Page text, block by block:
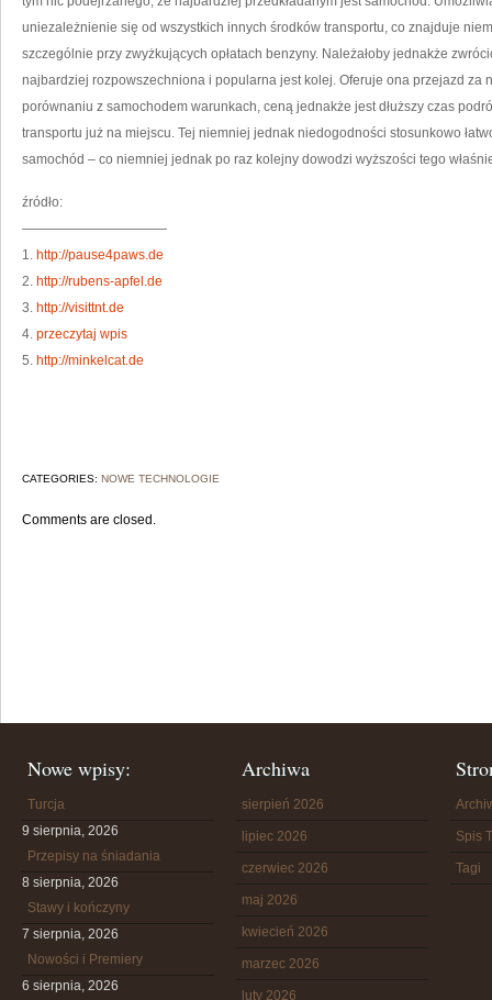
uniezależnienie się od wszystkich innych środków transportu, co znajduje
szczególnie przy zwyżkujących opłatach benzyny. Należałoby jednakże
najbardziej rozpowszechniona i popularna jest kolej. Oferuje ona przejazd za
porównaniu z samochodem warunkach, ceną jednakże jest dłuższy czas
transportu już na miejscu. Tej niemniej jednak niedogodności stosunkowo
samochód – co niemniej jednak po raz kolejny dowodzi wyższości tego
źródło:
———————————
1. http://pause4paws.de
2. http://rubens-apfel.de
3. http://visittnt.de
4. przeczytaj wpis
5. http://minkelcat.de
CATEGORIES: NOWE TECHNOLOGIE
Comments are closed.
Nowe wpisy:
Turcja
9 sierpnia, 2026
Przepisy na śniadania
8 sierpnia, 2026
Stawy i kończyny
7 sierpnia, 2026
Nowości i Premiery
6 sierpnia, 2026
Archiwa
sierpień 2026
lipiec 2026
czerwiec 2026
maj 2026
kwiecień 2026
marzec 2026
luty 2026
Spis
Tagi